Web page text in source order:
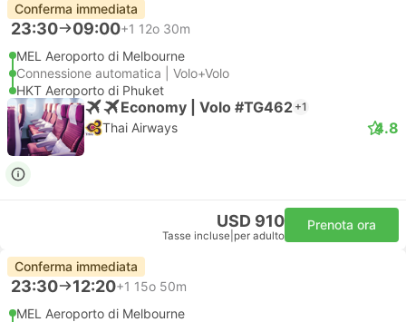
Conferma immediata
23:30 09:00+1 12o 30m
MEL Aeroporto di Melbourne
Connessione automatica | Volo+Volo
HKT Aeroporto di Phuket
Economy | Volo #TG462 +1
Thai Airways 4.8
USD 910
Tasse incluse per adulto
Prenota ora
Conferma immediata
23:30 12:20+1 15o 50m
MEL Aeroporto di Melbourne